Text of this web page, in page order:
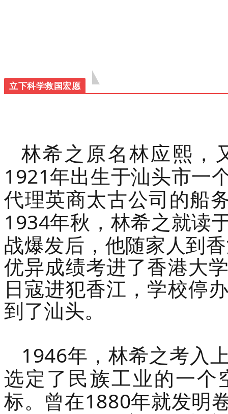
立下科学救国宏愿
林希之原名林应熙，
1921年出生于汕头市一
代理英商太古公司的船
1934年秋，林希之就读
战爆发后，他随家人到
优异成绩考进了香港大
日寇进犯香江，学校停
到了汕头。
1946年，林希之考入
选定了民族工业的一个
标。曾在1880年就发明